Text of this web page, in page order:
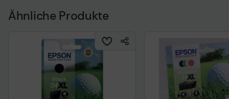
Ähnliche Produkte